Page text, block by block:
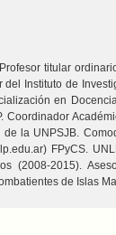
titular
Instituto de
en
Coordinador
la UNPSJB.
FPyCS.
(2008-2015).
de Islas